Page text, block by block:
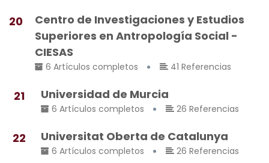
20
Centro de Investigaciones y Estudios
Superiores en Antropología Social -
CIESAS
6 Artículos completos 41 Referencias
21 Universidad de Murcia
6 Artículos completos 26 Referencias
22 Universitat Oberta de Catalunya
6 Artículos completos 26 Referencias